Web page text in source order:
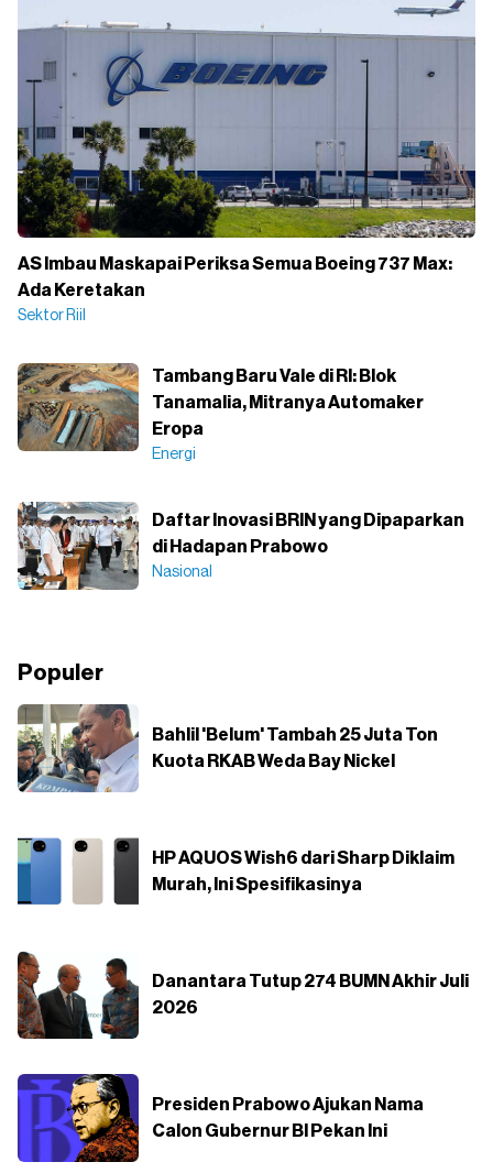
AS Imbau Maskapai Periksa Semua Boeing 737 Max:
Ada Keretakan
Sektor Riil
Tambang Baru Vale di RI: Blok
Tanamalia, Mitranya Automaker
Eropa
Energi
Daftar Inovasi BRIN yang Dipaparkan
di Hadapan Prabowo
Nasional
Populer
Bahlil 'Belum' Tambah 25 Juta Ton
Kuota RKAB Weda Bay Nickel
HP AQUOS Wish6 dari Sharp Diklaim
Murah, Ini Spesifikasinya
Danantara Tutup 274 BUMN Akhir Juli
2026
Presiden Prabowo Ajukan Nama
Calon Gubernur BI Pekan Ini